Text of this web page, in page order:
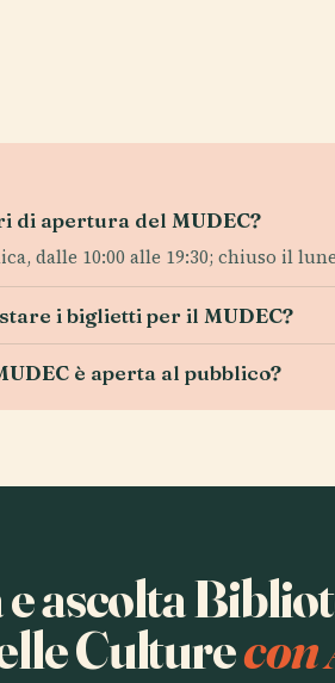
di apertura del MUDEC?
dalle 10:00 alle 19:30; chiuso il
i biglietti per il MUDEC?
è aperta al pubblico?
ascolta
Culturecon